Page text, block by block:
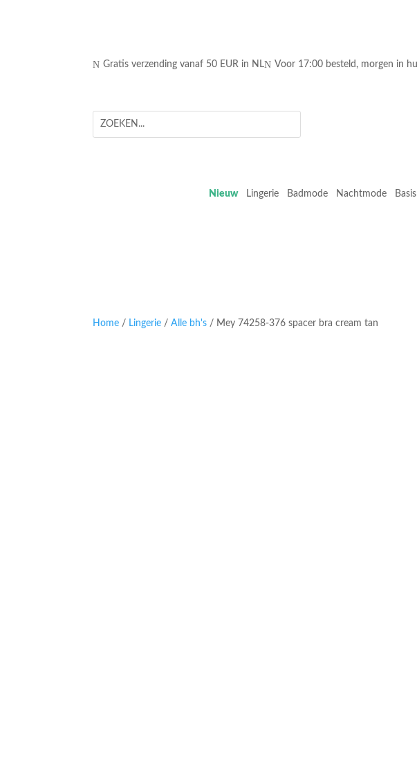
N Gratis verzending vanaf 50 EUR in NLN Voor 17:00 besteld, morgen in
Nieuw Lingerie Badmode Nachtmode
Home / Lingerie /Alle bh's / Mey 74258-376 spacer bra cream tan